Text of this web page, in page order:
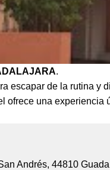
.
escapar de la rutina y
ofrece una
Andrés, 44810